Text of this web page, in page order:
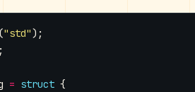
("std");
;
= struct {